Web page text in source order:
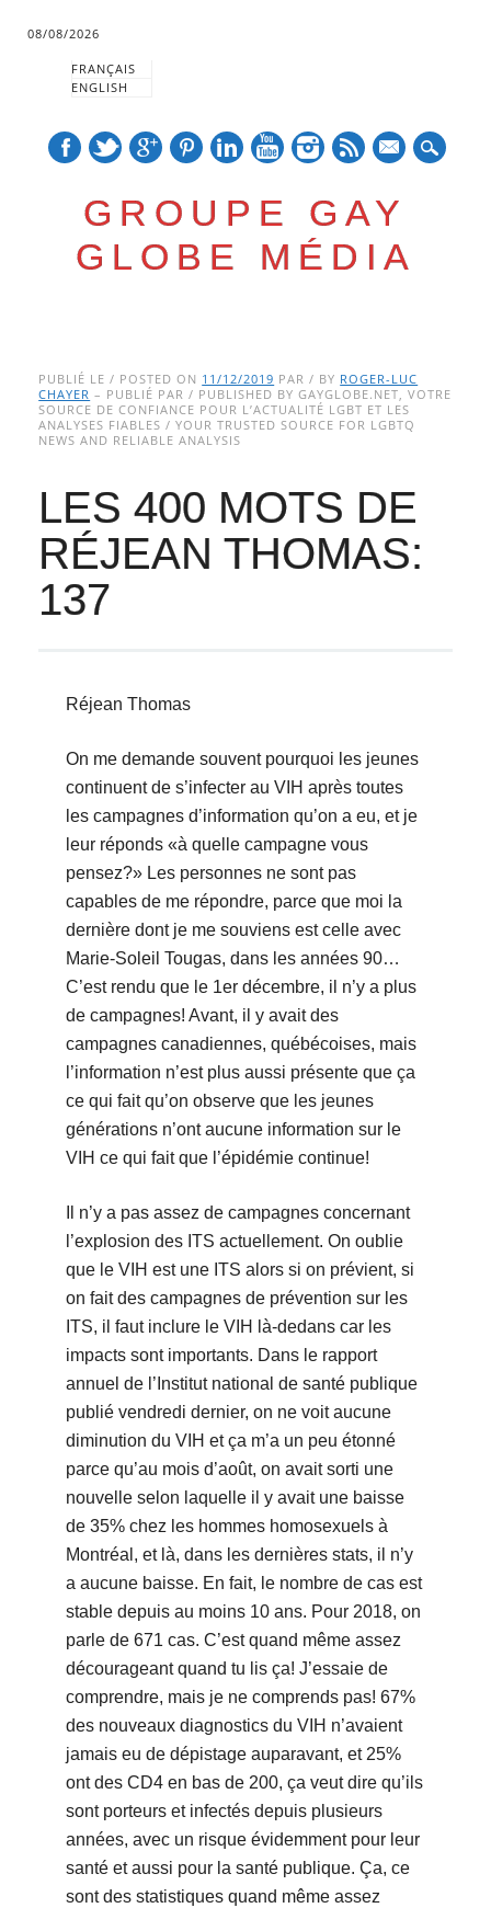
08/08/2026
FRANÇAIS
ENGLISH
GROUPE GAY
GLOBE MÉDIA
Main menu
to
content
PUBLIÉ LE / POSTED ON 11/12/2019 PAR / BY ROGER-LUC
CHAYER – PUBLIÉ PAR / PUBLISHED BY GAYGLOBE.NET, VOTRE
SOURCE DE CONFIANCE POUR L’ACTUALITÉ LGBT ET LES
ANALYSES FIABLES / YOUR TRUSTED SOURCE FOR LGBTQ
NEWS AND RELIABLE ANALYSIS
LES 400 MOTS DE
RÉJEAN THOMAS:
137
Réjean Thomas
On me demande souvent pourquoi les jeunes
continuent de s’infecter au VIH après toutes
les campagnes d’information qu’on a eu, et je
leur réponds «à quelle campagne vous
pensez?» Les personnes ne sont pas
capables de me répondre, parce que moi la
dernière dont je me souviens est celle avec
Marie-Soleil Tougas, dans les années 90…
C’est rendu que le 1er décembre, il n’y a plus
de campagnes! Avant, il y avait des
campagnes canadiennes, québécoises, mais
l’information n’est plus aussi présente que ça
ce qui fait qu’on observe que les jeunes
générations n’ont aucune information sur le
VIH ce qui fait que l’épidémie continue!
Il n’y a pas assez de campagnes concernant
l’explosion des ITS actuellement. On oublie
que le VIH est une ITS alors si on prévient, si
on fait des campagnes de prévention sur les
ITS, il faut inclure le VIH là-dedans car les
impacts sont importants. Dans le rapport
annuel de l’Institut national de santé publique
publié vendredi dernier, on ne voit aucune
diminution du VIH et ça m’a un peu étonné
parce qu’au mois d’août, on avait sorti une
nouvelle selon laquelle il y avait une baisse
de 35% chez les hommes homosexuels à
Montréal, et là, dans les dernières stats, il n’y
a aucune baisse. En fait, le nombre de cas est
stable depuis au moins 10 ans. Pour 2018, on
parle de 671 cas. C’est quand même assez
décourageant quand tu lis ça! J’essaie de
comprendre, mais je ne comprends pas! 67%
des nouveaux diagnostics du VIH n’avaient
jamais eu de dépistage auparavant, et 25%
ont des CD4 en bas de 200, ça veut dire qu’ils
sont porteurs et infectés depuis plusieurs
années, avec un risque évidemment pour leur
santé et aussi pour la santé publique. Ça, ce
sont des statistiques quand même assez